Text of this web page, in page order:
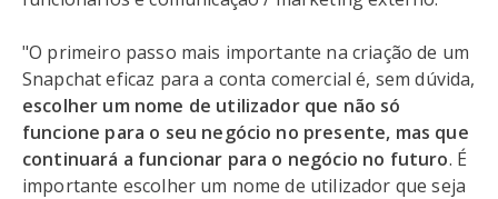
"O primeiro passo mais importante na criação de um
Snapchat eficaz para a conta comercial é, sem dúvida,
escolher um nome de utilizador que não só
funcione para o seu negócio no presente, mas que
continuará a funcionar para o negócio no futuro. É
importante escolher um nome de utilizador que seja